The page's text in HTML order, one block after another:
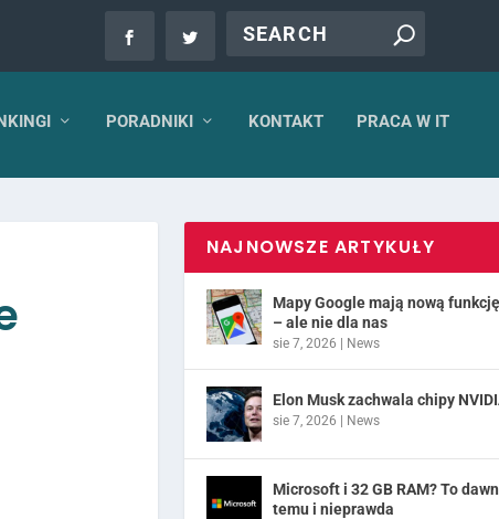
PORADNIKI KONTAKT PRACA W IT
NAJNOWSZE ARTYKUŁY
Mapy Google mają nową funkcję
– ale nie dla nas
sie 7, 2026 | News
Elon Musk zachwala chipy
sie 7, 2026 | News
Microsoft i 32 GB RAM? To
temu i nieprawda